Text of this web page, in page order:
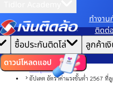
ทํางาน
ติดต่
| ซื้อประกันติดโล่ ลูกค้าเ
ดาวน์โหลดแอป
หน้าแรก
บทความ
ไลฟ์สไตล์
รอบรู้รอบตัว
อัปเดต อัตราค่าแรงขั้นต่ำ 2567 ที่ลู
เราขอเก็บข้อมูลตาม นโยบายการใช้คุกกี้เพื่อมอ
คุณ
ตั้งค่าคุกกี้